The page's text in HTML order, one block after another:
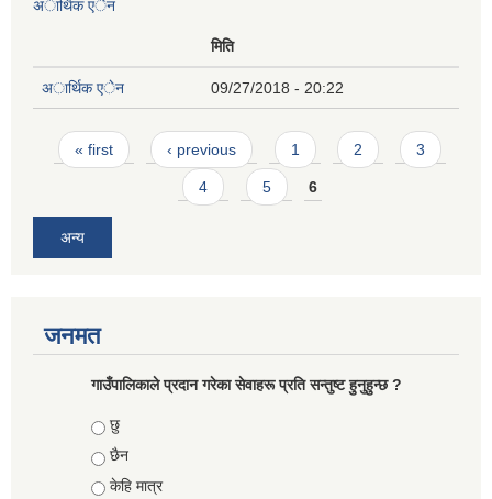
अार्थिक एेन
मिति
अार्थिक एेन 09/27/2018 - 20:22
Pages
« first ‹ previous 1 2 3
4 5 6
अन्य
जनमत
गाउँपालिकाले प्रदान गरेका सेवाहरू प्रति सन्तुष्ट हुनुहुन्छ ?
Choices
छु
छैन
केहि मात्र